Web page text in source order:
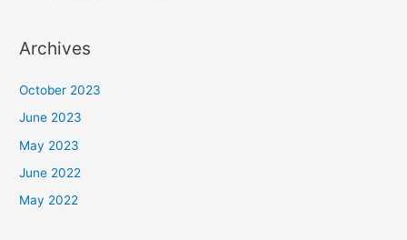
Archives
October 2023
June 2023
May 2023
June 2022
May 2022